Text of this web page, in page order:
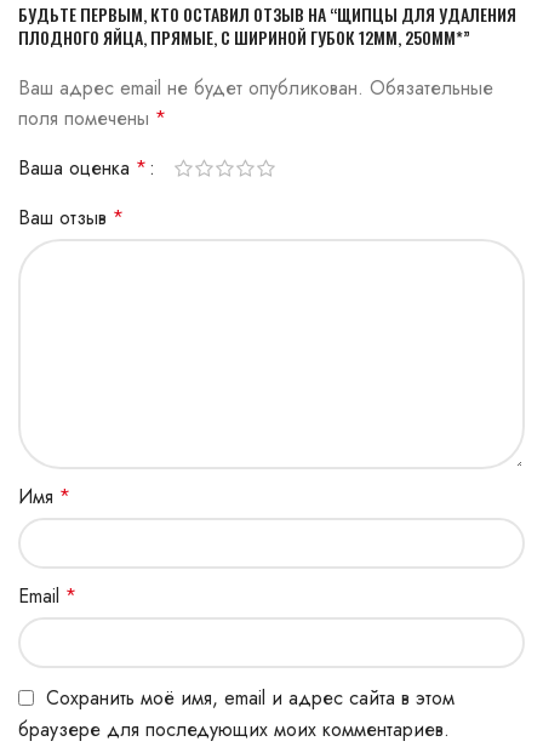
БУДЬТЕ ПЕРВЫМ, КТО ОСТАВИЛ ОТЗЫВ НА “ЩИПЦЫ ДЛЯ УДАЛЕНИЯ
ПЛОДНОГО ЯЙЦА, ПРЯМЫЕ, С ШИРИНОЙ ГУБОК 12ММ, 250ММ*”
Ваш адрес email не будет опубликован. Обязательные
поля помечены *
Ваша оценка *
Ваш отзыв *
Имя *
Email *
Сохранить моё имя, email и адрес сайта в этом
браузере для последующих моих комментариев.